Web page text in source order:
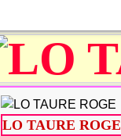
LO TAURE ROGE